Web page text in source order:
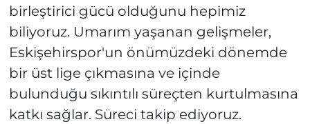
birleştirici gücü olduğunu hepimiz
biliyoruz. Umarım yaşanan gelişmeler,
Eskişehirspor'un önümüzdeki dönemde
bir üst lige çıkmasına ve içinde
bulunduğu sıkıntılı süreçten kurtulmasına
katkı sağlar. Süreci takip ediyoruz.